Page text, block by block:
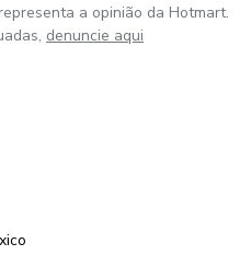
a opinião da Hotmart.
denuncie aqui